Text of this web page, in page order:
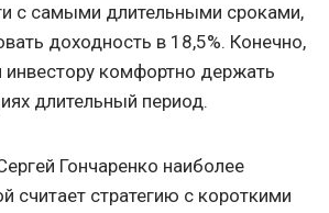
с самыми длительными сроками,
доходность в 18,5%. Конечно,
инвестору комфортно держать
длительный период.
Гончаренко наиболее
считает стратегию с короткими